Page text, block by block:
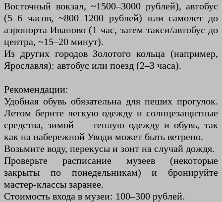
Восточный вокзал, ~1500–3000 рублей), автобус
(5–6 часов, ~800–1200 рублей) или самолет до
аэропорта Иваново (1 час, затем такси/автобус до
центра, ~15–20 минут).
Из других городов Золотого кольца (например,
Ярославля): автобус или поезд (2–3 часа).
Рекомендации:
Удобная обувь обязательна для пеших прогулок.
Летом берите легкую одежду и солнцезащитные
средства, зимой — теплую одежду и обувь, так
как на набережной Уводи может быть ветрено.
Возьмите воду, перекусы и зонт на случай дождя.
Проверьте расписание музеев (некоторые
закрыты по понедельникам) и бронируйте
мастер-классы заранее.
Стоимость входа в музеи: 100–300 рублей.